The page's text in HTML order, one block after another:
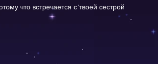
что встречается с твоей сестрой